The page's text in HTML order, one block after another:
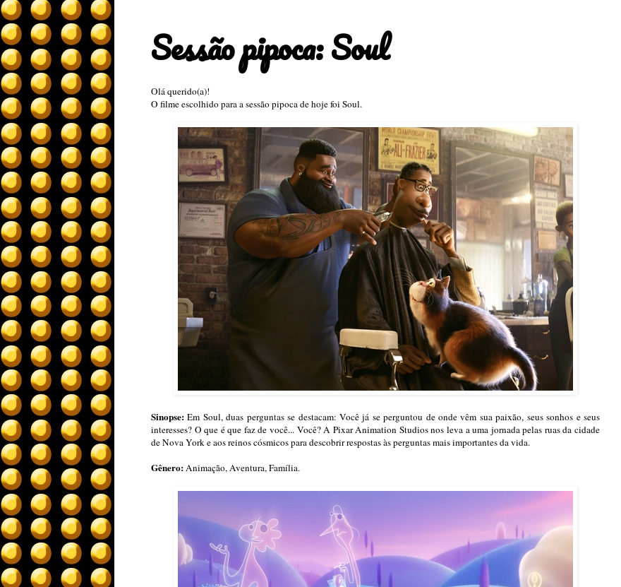
Sessão pipoca: Soul
Olá querido(a)!
O filme escolhido para a sessão pipoca de hoje foi Soul.
Sinopse: Em Soul, duas perguntas se destacam: Você já se perguntou de onde vêm sua paixão, seus sonhos e seus
interesses? O que é que faz de você... Você? A Pixar Animation Studios nos leva a uma jornada pelas ruas da cidade
de Nova York e aos reinos cósmicos para descobrir respostas às perguntas mais importantes da vida.
Gênero:Animação, Aventura, Família.